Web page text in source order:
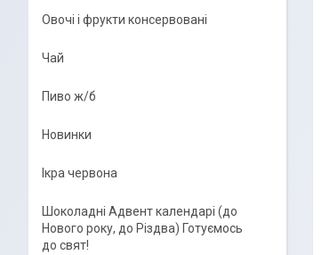
Овочі і фрукти консервовані
Чай
Пиво ж/б
Новинки
Ікра червона
Шоколадні Адвент календарі (до
Нового року, до Різдва) Готуємось
до свят!